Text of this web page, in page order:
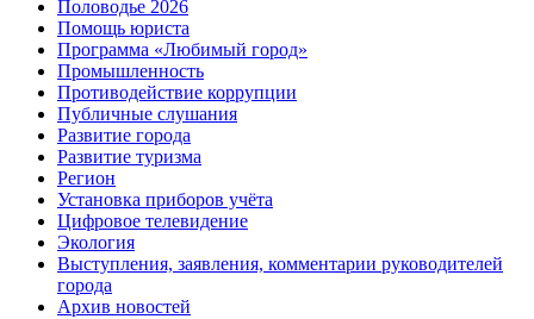
Половодье 2026
Помощь юриста
Программа «Любимый город»
Промышленность
Противодействие коррупции
Публичные слушания
Развитие города
Развитие туризма
Регион
Установка приборов учёта
Цифровое телевидение
Экология
Выступления, заявления, комментарии руководителей
города
Архив новостей